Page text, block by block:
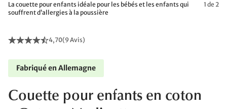
La couette pour enfants idéale pour les bébés et les enfants qui
souffrent d’allergies à la poussière
1 de 2
4,70(9 Avis)
Fabriqué en Allemagne
Couette pour enfants en coton